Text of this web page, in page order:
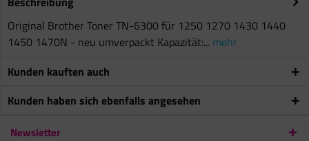
Original Brother Toner TN-6300 für 1250 1270 1430 1440
1450 1470N - neu umverpackt Kapazität:... mehr
Kunden kauften auch
Kunden haben sich ebenfalls angesehen
Newsletter